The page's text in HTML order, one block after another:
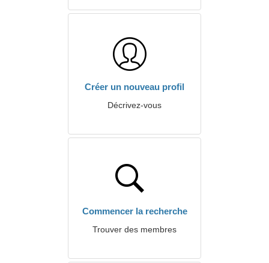
Créer un nouveau profil
Décrivez-vous
Commencer la recherche
Trouver des membres